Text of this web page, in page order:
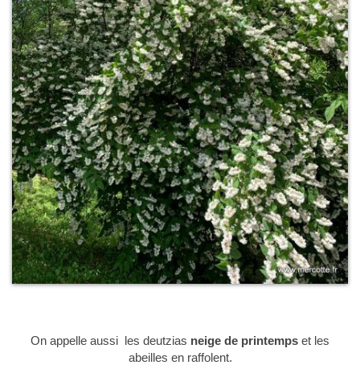
On appelle aussi les deutzias neige de printemps et les
abeilles en raffolent.